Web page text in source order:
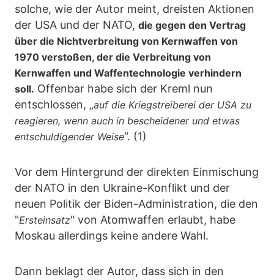
solche, wie der Autor meint, dreisten Aktionen
der USA und der NATO, die gegen den Vertrag
über die Nichtverbreitung von Kernwaffen von
1970 verstoßen, der die Verbreitung von
Kernwaffen und Waffentechnologie verhindern
soll. Offenbar habe sich der Kreml nun
entschlossen, „auf die Kriegstreiberei der USA zu
reagieren, wenn auch in bescheidener und etwas
entschuldigender Weise“. (1)
Vor dem Hintergrund der direkten Einmischung
der NATO in den Ukraine-Konflikt und der
neuen Politik der Biden-Administration, die den
"Ersteinsatz" von Atomwaffen erlaubt, habe
Moskau allerdings keine andere Wahl.
Dann beklagt der Autor, dass sich in den